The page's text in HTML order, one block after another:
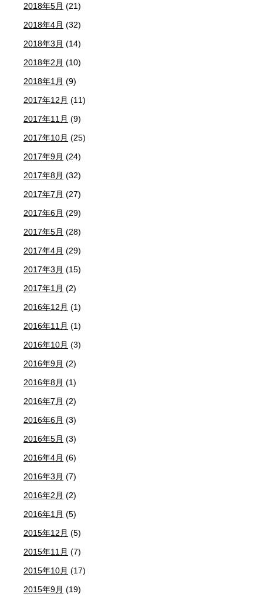
2018年5月 (21)
2018年4月 (32)
2018年3月 (14)
2018年2月 (10)
2018年1月 (9)
2017年12月 (11)
2017年11月 (9)
2017年10月 (25)
2017年9月 (24)
2017年8月 (32)
2017年7月 (27)
2017年6月 (29)
2017年5月 (28)
2017年4月 (29)
2017年3月 (15)
2017年1月 (2)
2016年12月 (1)
2016年11月 (1)
2016年10月 (3)
2016年9月 (2)
2016年8月 (1)
2016年7月 (2)
2016年6月 (3)
2016年5月 (3)
2016年4月 (6)
2016年3月 (7)
2016年2月 (2)
2016年1月 (5)
2015年12月 (5)
2015年11月 (7)
2015年10月 (17)
2015年9月 (19)